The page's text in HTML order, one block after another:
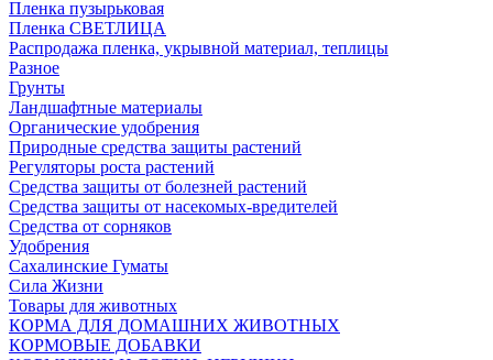
Пленка пузырьковая
Пленка СВЕТЛИЦА
Распродажа пленка, укрывной материал, теплицы
Разное
Грунты
Ландшафтные материалы
Органические удобрения
Природные средства защиты растений
Регуляторы роста растений
Средства защиты от болезней растений
Средства защиты от насекомых-вредителей
Средства от сорняков
Удобрения
Сахалинские Гуматы
Сила Жизни
Товары для животных
КОРМА ДЛЯ ДОМАШНИХ ЖИВОТНЫХ
КОРМОВЫЕ ДОБАВКИ